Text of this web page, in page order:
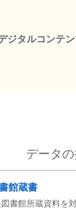
ジタルコンテン
データ
館蔵書
書館所蔵資料を